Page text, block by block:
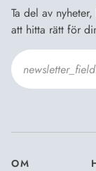
Ta del av
att hitta rätt för
OM